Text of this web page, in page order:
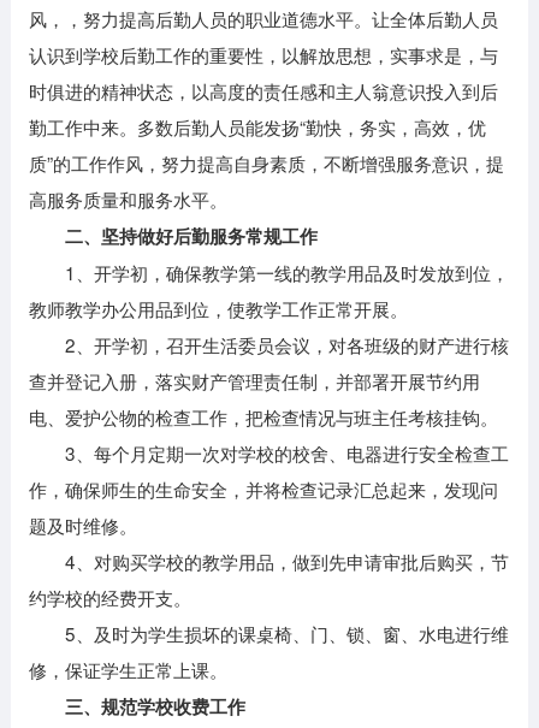
风，，努力提高后勤人员的职业道德水平。让全体后勤人员
认识到学校后勤工作的重要性，以解放思想，实事求是，与
时俱进的精神状态，以高度的责任感和主人翁意识投入到后
勤工作中来。多数后勤人员能发扬“勤快，务实，高效，优
质”的工作作风，努力提高自身素质，不断增强服务意识，提
高服务质量和服务水平。
二、坚持做好后勤服务常规工作
1、开学初，确保教学第一线的教学用品及时发放到位，
教师教学办公用品到位，使教学工作正常开展。
2、开学初，召开生活委员会议，对各班级的财产进行核
查并登记入册，落实财产管理责任制，并部署开展节约用
电、爱护公物的检查工作，把检查情况与班主任考核挂钩。
3、每个月定期一次对学校的校舍、电器进行安全检查工
作，确保师生的生命安全，并将检查记录汇总起来，发现问
题及时维修。
4、对购买学校的教学用品，做到先申请审批后购买，节
约学校的经费开支。
5、及时为学生损坏的课桌椅、门、锁、窗、水电进行维
修，保证学生正常上课。
三、规范学校收费工作